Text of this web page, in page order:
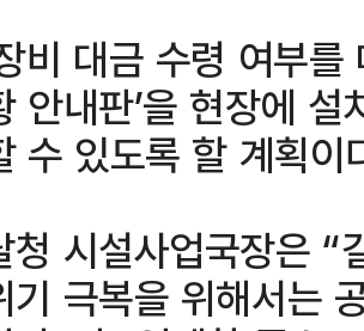
비 대금 수령 여부
안내판’을 현장에
수 있도록 할 계획이
청 시설사업국장은 “
기 극복을 위해서는